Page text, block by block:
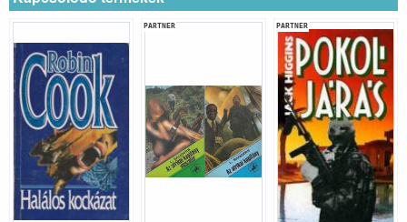
PARTNER PARTNER